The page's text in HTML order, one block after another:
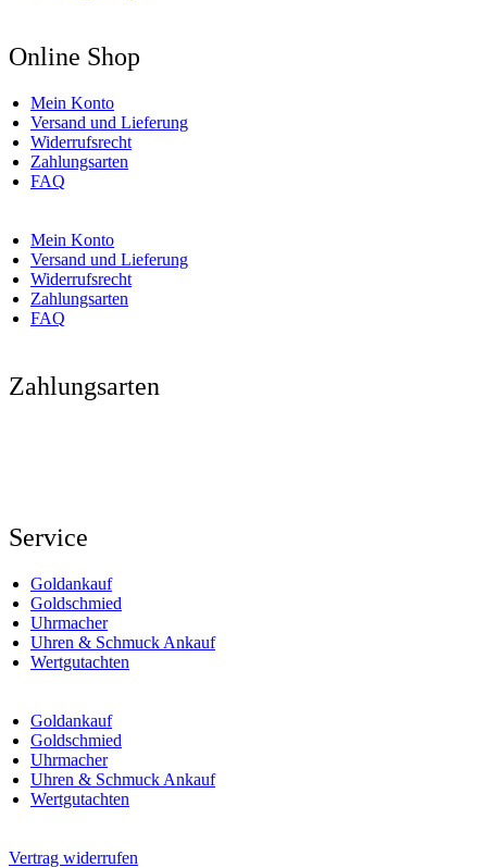
Online Shop
Mein Konto
Versand und Lieferung
Widerrufsrecht
Zahlungsarten
FAQ
Mein Konto
Versand und Lieferung
Widerrufsrecht
Zahlungsarten
FAQ
Zahlungsarten
Service
Goldankauf
Goldschmied
Uhrmacher
Uhren & Schmuck Ankauf
Wertgutachten
Goldankauf
Goldschmied
Uhrmacher
Uhren & Schmuck Ankauf
Wertgutachten
Vertrag widerrufen